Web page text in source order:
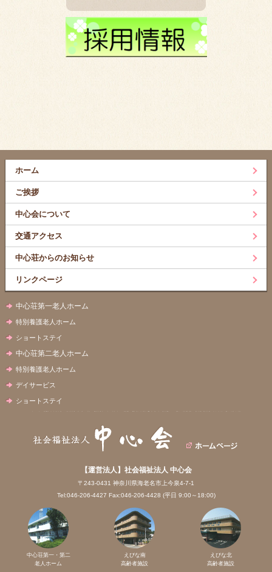
ホーム
ご挨拶
中心会について
交通アクセス
中心荘からのお知らせ
リンクページ
中心荘第一老人ホーム
特別養護老人ホーム
ショートステイ
中心荘第二老人ホーム
特別養護老人ホーム
デイサービス
ショートステイ
【運営法人】社会福祉法人 中心会
〒243-0431 神奈川県海老名市上今泉4-7-1
Tel:046-206-4427 Fax:046-206-4428 (平日 9:00～18:00)
中心荘第一・第二
老人ホーム
えびな南
高齢者施設
えびな北
高齢者施設